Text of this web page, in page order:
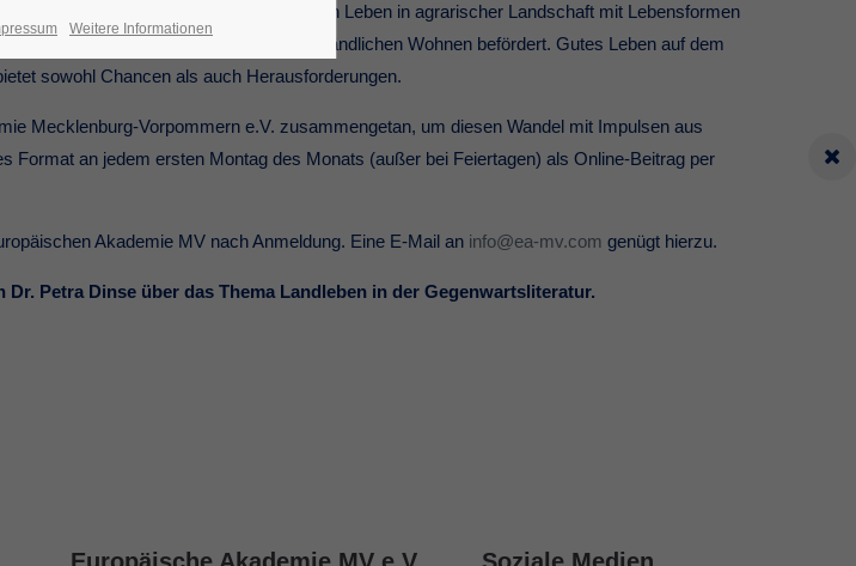
Ländlichkeit auf dem Vormarsch: ein Leben in agrarischer Landschaft mit Lebensformen
digitalen Formaten das Interesse am ländlichen Wohnen befördert. Gutes Leben auf dem
sowohl Chancen als auch Herausforderungen.
Mecklenburg-Vorpommern e.V. zusammengetan, um diesen Wandel mit Impulsen aus
an jedem ersten Montag des Monats (außer bei Feiertagen) als Online-Beitrag per
Akademie MV nach Anmeldung. Eine E-Mail an info@ea-mv.com genügt hierzu.
Petra Dinse über das Thema Landleben in der Gegenwartsliteratur.
Weitere Informationen